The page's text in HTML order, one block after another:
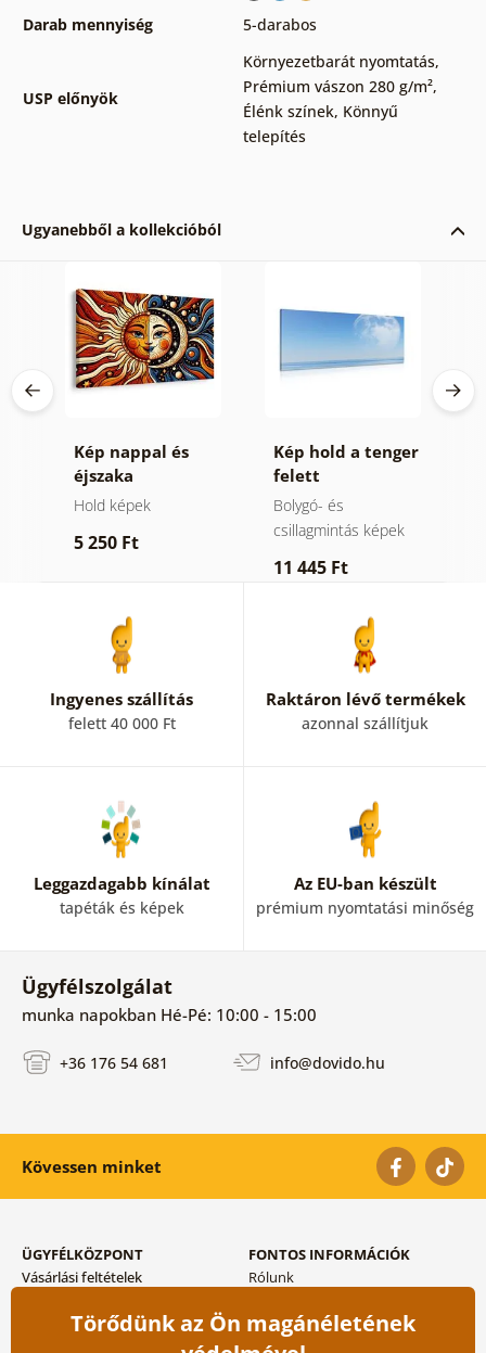
Darab mennyiség
5-darabos
USP előnyök
Környezetbarát nyomtatás,
Prémium vászon 280 g/m²,
Élénk színek, Könnyű
telepítés
Ugyanebből a kollekcióból
Kép nappal és
éjszaka
Hold képek
5 250 Ft
Kép hold a tenger
felett
Bolygó- és
csillagmintás képek
11 445 Ft
Ingyenes szállítás
felett 40 000 Ft
Raktáron lévő termékek
azonnal szállítjuk
Leggazdagabb kínálat
tapéták és képek
Az EU-ban készült
prémium nyomtatási minőség
Ügyfélszolgálat
munka napokban Hé-Pé: 10:00 - 15:00
+36 176 54 681 info@dovido.hu
Kövessen minket
ÜGYFÉLKÖZPONT
Vásárlási feltételek
Szállítási és fizetési módok
FONTOS INFORMÁCIÓK
Rólunk
Blog
Kapcsolat
Törődünk az Ön magánéletének